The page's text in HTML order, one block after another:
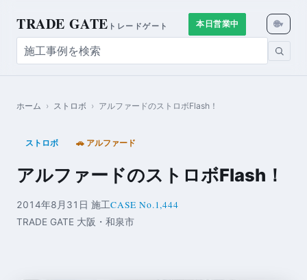
TRADE GATE トレードゲート 本日営業中 🌐▾
ホーム › ストロボ › アルファードのストロボFlash！
ストロボ 🚗 アルファード
アルファードのストロボFlash！
2014年8月31日 施工CASE No.1,444
TRADE GATE 大阪・和泉市